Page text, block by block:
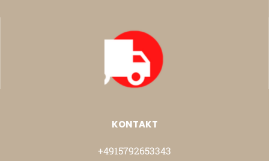
KONTAKT
+4915792653343